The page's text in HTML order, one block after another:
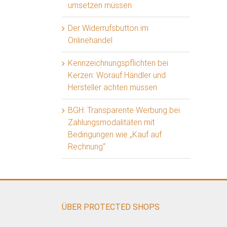
umsetzen müssen
Der Widerrufsbutton im
Onlinehandel
Kennzeichnungspflichten bei
Kerzen: Worauf Händler und
Hersteller achten müssen
BGH: Transparente Werbung bei
Zahlungsmodalitäten mit
Bedingungen wie „Kauf auf
Rechnung“
ÜBER PROTECTED SHOPS